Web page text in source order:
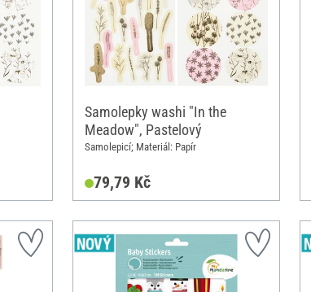
Samolepky washi "In the
Meadow", Pastelový
Samolepicí; Materiál: Papír
79,79 Kč